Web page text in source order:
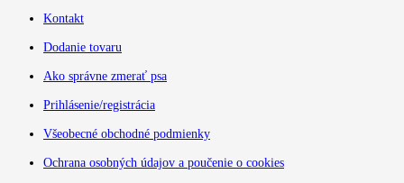
Kontakt
Dodanie tovaru
Ako správne zmerať psa
Prihlásenie/registrácia
Všeobecné obchodné podmienky
Ochrana osobných údajov a poučenie o cookies